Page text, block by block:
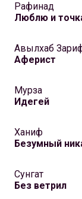
Рафинад
Люблю и
Авылхаб
Аферист
Мурза
Идегей
Ханиф
Безумный
Сунгат
Без ветрил